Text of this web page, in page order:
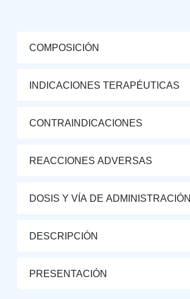
COMPOSICIÓN
INDICACIONES TERAPÉUTICAS
CONTRAINDICACIONES
REACCIONES ADVERSAS
DOSIS Y VÍA DE ADMINISTRACIÓN
DESCRIPCIÓN
PRESENTACIÓN